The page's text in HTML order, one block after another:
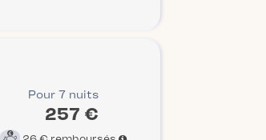
Pour 7 nuits
257 €